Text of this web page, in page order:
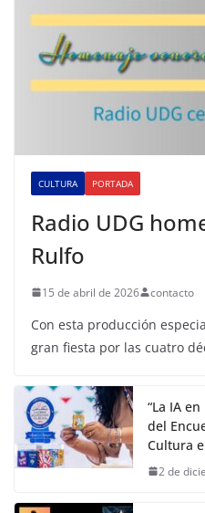
CULTURA PORTADA
Radio UDG
Rulfo
15 de abril de 2026 contacto
Con esta producción
gran fiesta por las cuatro
“La IA
del
Cultura
2 de